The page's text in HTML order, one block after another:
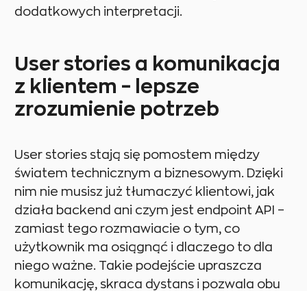
dodatkowych interpretacji.
User stories a komunikacja
z klientem – lepsze
zrozumienie potrzeb
User stories stają się pomostem między
światem technicznym a biznesowym. Dzięki
nim nie musisz już tłumaczyć klientowi, jak
działa backend ani czym jest endpoint API –
zamiast tego rozmawiacie o tym, co
użytkownik ma osiągnąć i dlaczego to dla
niego ważne. Takie podejście upraszcza
komunikację, skraca dystans i pozwala obu